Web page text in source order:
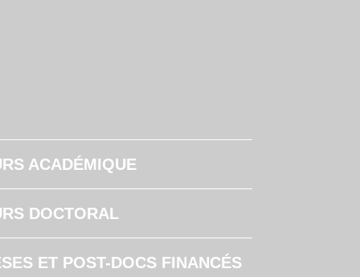
ACADÉMIQUE
DOCTORAL
ET POST-DOCS FINANCÉS